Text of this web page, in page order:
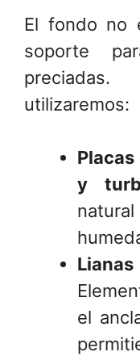
El fondo no
soporte
utilizaremos:
y
el